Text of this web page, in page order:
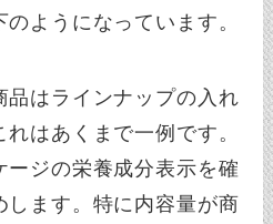
ようになっています。
品はラインナップの入れ
はあくまで一例です。
ージの栄養成分表示を確
します。特に内容量が商